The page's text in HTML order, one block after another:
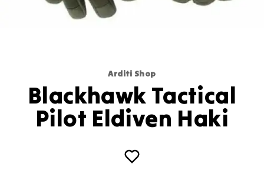
Arditi Shop
Blackhawk Tactical
Pilot Eldiven Haki